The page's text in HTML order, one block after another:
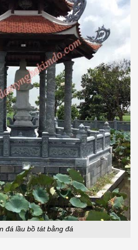
đá lầu bồ tát bằng đá